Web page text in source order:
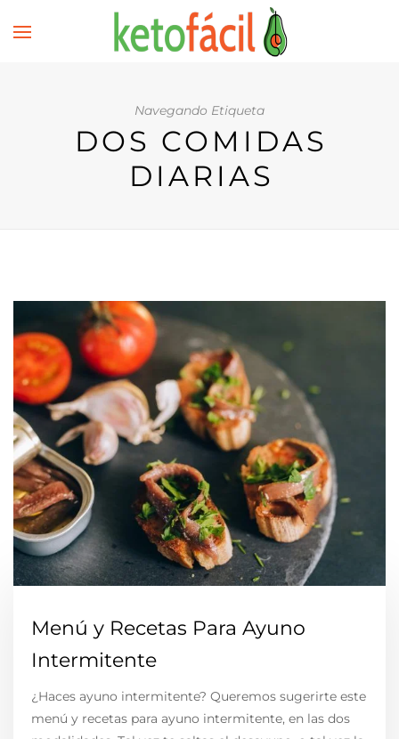
Navegando Etiqueta
DOS COMIDAS
DIARIAS
Menú y Recetas Para Ayuno
Intermitente
¿Haces ayuno intermitente? Queremos sugerirte este
menú y recetas para ayuno intermitente, en las dos